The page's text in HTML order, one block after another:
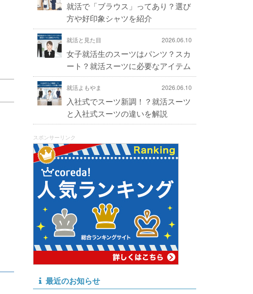
就活で「ブラウス」ってあり？選び
方や好印象シャツを紹介
就活と見た目 2026.06.10
女子就活生のスーツはパンツ？スカ
ート？就活スーツに必要なアイテム
就活よもやま 2026.06.10
入社式でスーツ新調！？就活スーツ
と入社式スーツの違いを解説
スポンサーリンク
最近のお知らせ